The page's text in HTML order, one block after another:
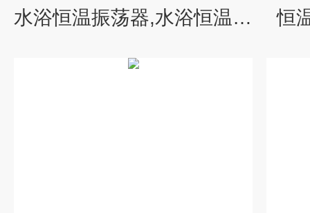
水浴恒温振荡器,水浴恒温振荡器厂家 恒